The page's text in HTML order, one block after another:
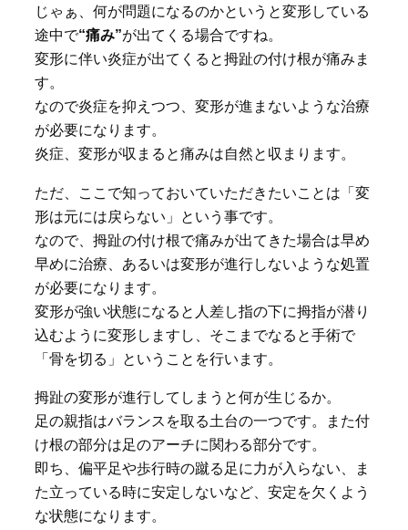
じゃぁ、何が問題になるのかというと変形している
途中で“痛み”が出てくる場合ですね。
変形に伴い炎症が出てくると拇趾の付け根が痛みま
す。
なので炎症を抑えつつ、変形が進まないような治療
が必要になります。
炎症、変形が収まると痛みは自然と収まります。
ただ、ここで知っておいていただきたいことは「変
形は元には戻らない」という事です。
なので、拇趾の付け根で痛みが出てきた場合は早め
早めに治療、あるいは変形が進行しないような処置
が必要になります。
変形が強い状態になると人差し指の下に拇指が潜り
込むように変形しますし、そこまでなると手術で
「骨を切る」ということを行います。
拇趾の変形が進行してしまうと何が生じるか。
足の親指はバランスを取る土台の一つです。また付
け根の部分は足のアーチに関わる部分です。
即ち、偏平足や歩行時の蹴る足に力が入らない、ま
た立っている時に安定しないなど、安定を欠くよう
な状態になります。